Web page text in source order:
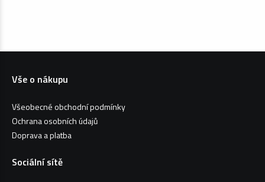
Vše o nákupu
Všeobecné obchodní podmínky
Ochrana osobních údajů
Doprava a platba
Sociální sítě